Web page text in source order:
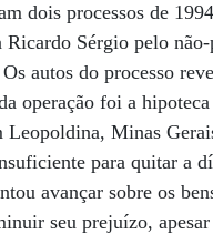
dois processos de
Ricardo Sérgio pelo
autos do processo
operação foi a
Leopoldina, Minas
para quitar a
avançar sobre os
seu prejuízo, apesar